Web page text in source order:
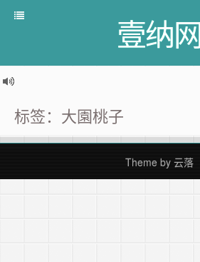
壹纳网
标签：大園桃子
Theme by 云落